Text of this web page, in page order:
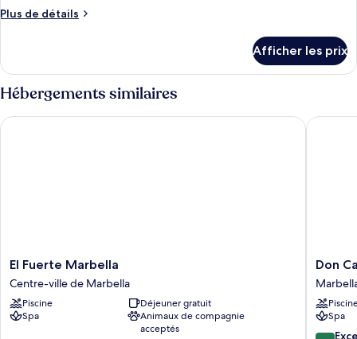
ce
chambre :
Make
It
happen
Plus de détails
Plus
Make
happen
Afficher les prix
Hébergements similaires
El
Fuerte
Marbella
Centre-
ville
El Fuerte Marbella
Centre-ville de Marbella
Piscine
Déjeuner gratuit
Spa
Animaux de compagnie
acceptés
El Fuerte Marbella
Don
Carlos
Don
Spa
9.6
Don